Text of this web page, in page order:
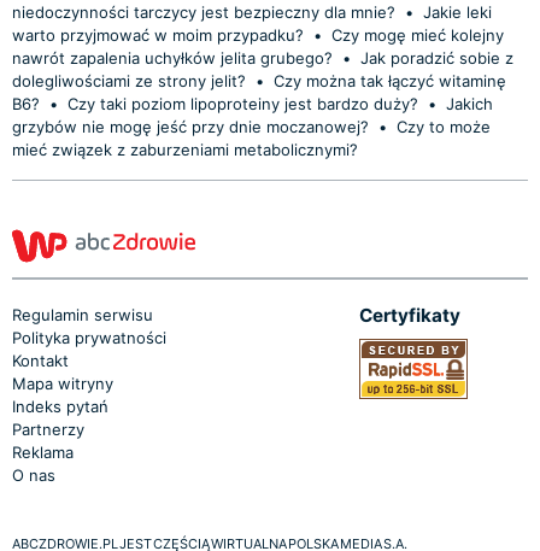
niedoczynności tarczycy jest bezpieczny dla mnie?
• Jakie leki
warto przyjmować w moim przypadku?
• Czy mogę mieć kolejny
nawrót zapalenia uchyłków jelita grubego?
• Jak poradzić sobie z
dolegliwościami ze strony jelit?
• Czy można tak łączyć witaminę
B6?
• Czy taki poziom lipoproteiny jest bardzo duży? • Jakich
grzybów nie mogę jeść przy dnie moczanowej?
• Czy to może
mieć związek z zaburzeniami metabolicznymi?
Regulamin serwisu
Polityka prywatności
Kontakt
Mapa witryny
Indeks pytań
Partnerzy
Reklama
O nas
Certyfikaty
ABCZDROWIE.PL JEST CZĘŚCIĄ WIRTUALNA POLSKA MEDIA S.A.